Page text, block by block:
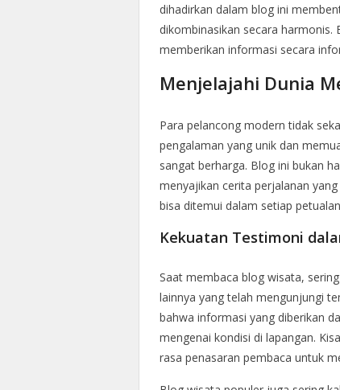
dihadirkan dalam blog ini
dikombinasikan secara
memberikan informasi secara
Menjelajahi Dunia
Para pelancong modern tidak
pengalaman yang unik dan
sangat berharga. Blog ini bukan
menyajikan cerita perjalanan
bisa ditemui dalam setiap
Kekuatan Testimoni
Saat membaca blog wisata,
lainnya yang telah mengunjungi
bahwa informasi yang diberikan
mengenai kondisi di lapangan.
rasa penasaran pembaca untuk